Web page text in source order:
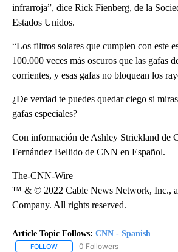
infrarroja”, dice Rick Fienberg, de la
Estados Unidos.
“Los filtros solares que cumplen con este
100.000 veces más oscuros que las gafas
corrientes, y esas gafas no bloquean los
¿De verdad te puedes quedar ciego si
gafas especiales?
Con información de Ashley Strickland de
Fernández Bellido de CNN en Español.
The-CNN-Wire
™ & © 2022 Cable News Network, Inc., a
Company. All rights reserved.
Article Topic Follows: CNN - Spanish
FOLLOW FOLLOW "CNN - SPANISH" TO
0 Followers